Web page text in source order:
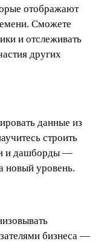
отображают
Сможете
и отслеживать
других
данные из
строить
и дашборды —
новый уровень.
бизнеса —